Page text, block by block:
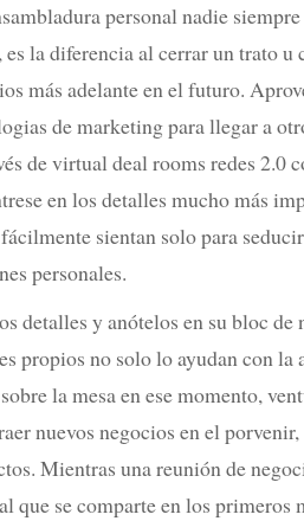
personal nadie
la diferencia al cerrar un trato u
más adelante en el futuro.
de marketing para llegar a
de virtual deal rooms redes 2.0
en los detalles mucho más
sientan solo para
personales.
detalles y anótelos en su bloc de
propios no solo lo ayudan con
la mesa en ese momento,
nuevos negocios en el
Mientras una reunión de
que se comparte en los primeros